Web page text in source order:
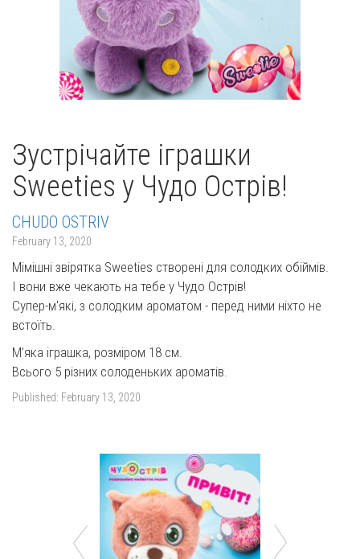
Зустрічайте іграшки
Sweeties у Чудо Острів!
CHUDO OSTRIV
February 13, 2020
Мімішні звірятка Sweeties створені для солодких обіймів.
І вони вже чекають на тебе у Чудо Острів!
Супер-м'які, з солодким ароматом - перед ними ніхто не
встоїть.
М'яка іграшка, розміром 18 см.
Всього 5 різних солоденьких ароматів.
Published: February 13, 2020